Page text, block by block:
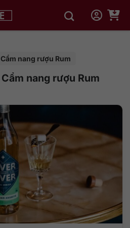
Cẩm nang rượu Rum
Cẩm nang rượu Rum